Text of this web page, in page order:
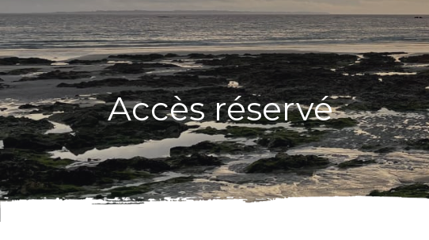
Accès réservé